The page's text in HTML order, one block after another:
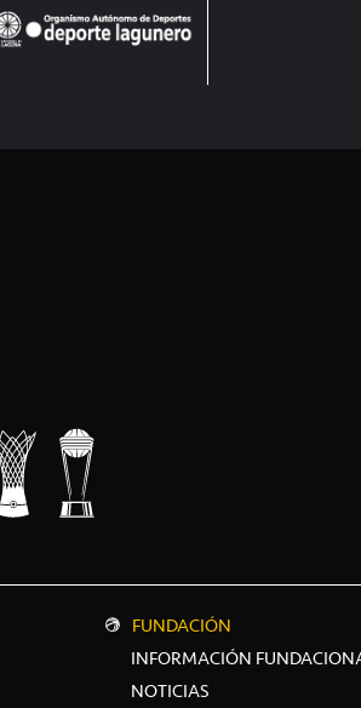
FUNDACIÓN
INFORMACIÓN
NOTICIAS